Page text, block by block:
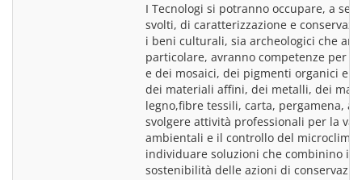
I Tecnologi si potranno occupare, a
svolti, di caratterizzazione e
i beni culturali, sia archeologici che
particolare, avranno competenze per
e dei mosaici, dei pigmenti organici e
dei materiali affini, dei metalli, dei
legno,fibre tessili, carta, pergamena,
svolgere attività professionali per la
ambientali e il controllo del
individuare soluzioni che combinino i
sostenibilità delle azioni di